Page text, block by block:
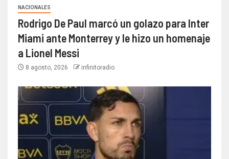
NACIONALES
Rodrigo De Paul marcó un golazo para Inter
Miami ante Monterrey y le hizo un homenaje
a Lionel Messi
8 agosto, 2026 infinitoradio